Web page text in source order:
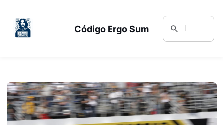
Código Ergo Sum